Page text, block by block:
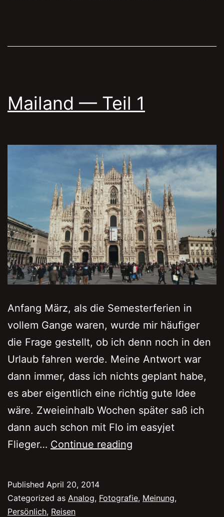
Mailand — Teil 1
Anfang März, als die Semesterferien in
vollem Gange waren, wurde mir häufiger
die Frage gestellt, ob ich denn noch in den
Urlaub fahren werde. Meine Antwort war
dann immer, dass ich nichts geplant habe,
es aber eigentlich eine richtig gute Idee
wäre. Zweieinhalb Wochen später saß ich
dann auch schon mit Flo im easyjet
Flieger… Continue reading
1
Published April 20, 2014
Categorized as Analog, Fotografie, Meinung,
Persönlich, Reisen